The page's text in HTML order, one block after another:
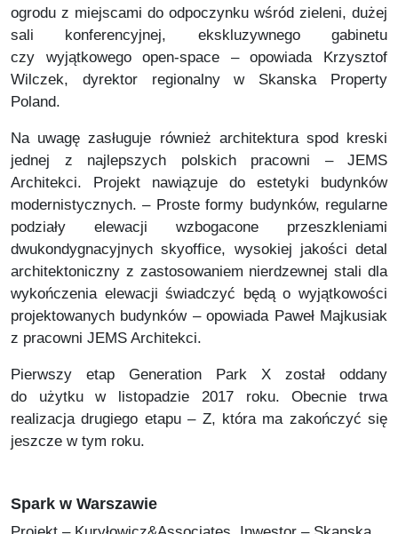
ogrodu z miejscami do odpoczynku wśród zieleni, dużej
sali konferencyjnej, ekskluzywnego gabinetu
czy wyjątkowego open-space – opowiada Krzysztof
Wilczek, dyrektor regionalny w Skanska Property
Poland.
Na uwagę zasługuje również architektura spod kreski
jednej z najlepszych polskich pracowni – JEMS
Architekci. Projekt nawiązuje do estetyki budynków
modernistycznych. – Proste formy budynków, regularne
podziały elewacji wzbogacone przeszkleniami
dwukondygnacyjnych skyoffice, wysokiej jakości detal
architektoniczny z zastosowaniem nierdzewnej stali dla
wykończenia elewacji świadczyć będą o wyjątkowości
projektowanych budynków – opowiada Paweł Majkusiak
z pracowni JEMS Architekci.
Pierwszy etap Generation Park X został oddany
do użytku w listopadzie 2017 roku. Obecnie trwa
realizacja drugiego etapu – Z, która ma zakończyć się
jeszcze w tym roku.
Spark w Warszawie